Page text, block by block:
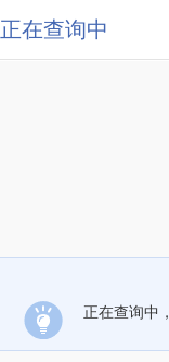
正在查询中
正在查询中